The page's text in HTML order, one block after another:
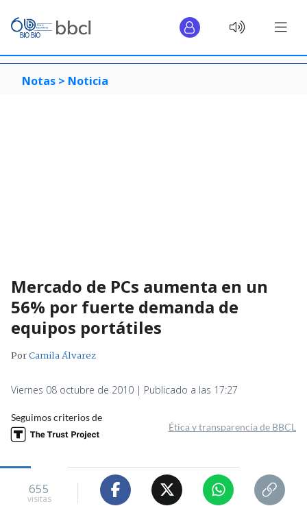
Notas > Noticia
Mercado de PCs aumenta en un
56% por fuerte demanda de
equipos portátiles
PorCamila Álvarez
Viernes 08 octubre de 2010 | Publicado a las 17:27
Seguimos criterios de
Ética y transparencia de BBCL
655
visitas